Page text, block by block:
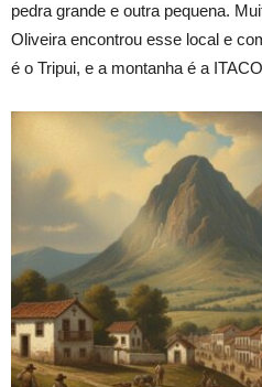
pedra grande e outra pequena.
Oliveira encontrou esse local e
é o Tripui, e a montanha é a